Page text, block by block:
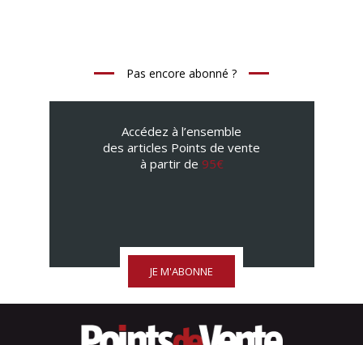
Pas encore abonné ?
Accédez à l’ensemble
des articles Points de vente
à partir de 95€
JE M'ABONNE